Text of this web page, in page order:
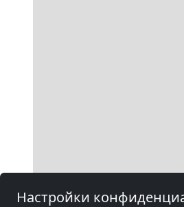
Настройки